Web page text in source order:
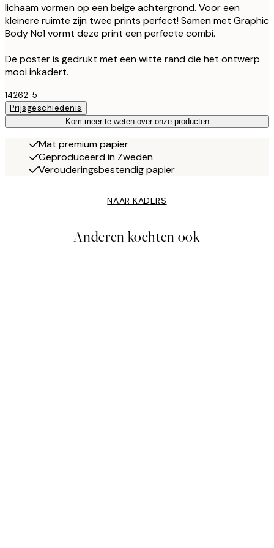
lichaam vormen op een beige achtergrond. Voor een
kleinere ruimte zijn twee prints perfect! Samen met Graphic
Body No1 vormt deze print een perfecte combi.
De poster is gedrukt met een witte rand die het ontwerp
mooi inkadert.
14262-5
Prijsgeschiedenis
Kom meer te weten over onze producten
Mat premium papier
Geproduceerd in Zweden
Verouderingsbestendig papier
NAAR KADERS
Anderen kochten ook